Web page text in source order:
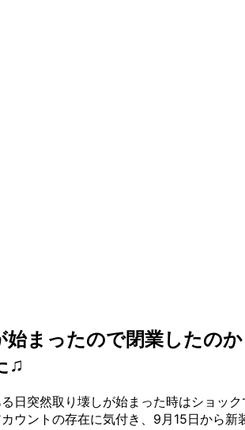
まったので閉業したのか
♫
日突然取り壊しが始まった時はショッ
ウントの存在に気付き、9月15日から新